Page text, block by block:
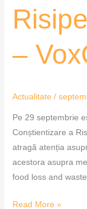
–
Actualitate /
Pe 29 septembrie
Conștientizare a
atragă atenția
acestora asupra
food loss and
Read More »